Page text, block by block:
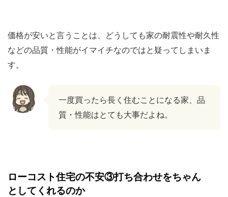
価格が安いと言うことは、どうしても家の耐震性や耐久性
などの品質・性能がイマイチなのではと疑ってしまいま
す。
一度買ったら長く住むことになる家、品
質・性能はとても大事だよね。
ローコスト住宅の不安③打ち合わせをちゃん
としてくれるのか